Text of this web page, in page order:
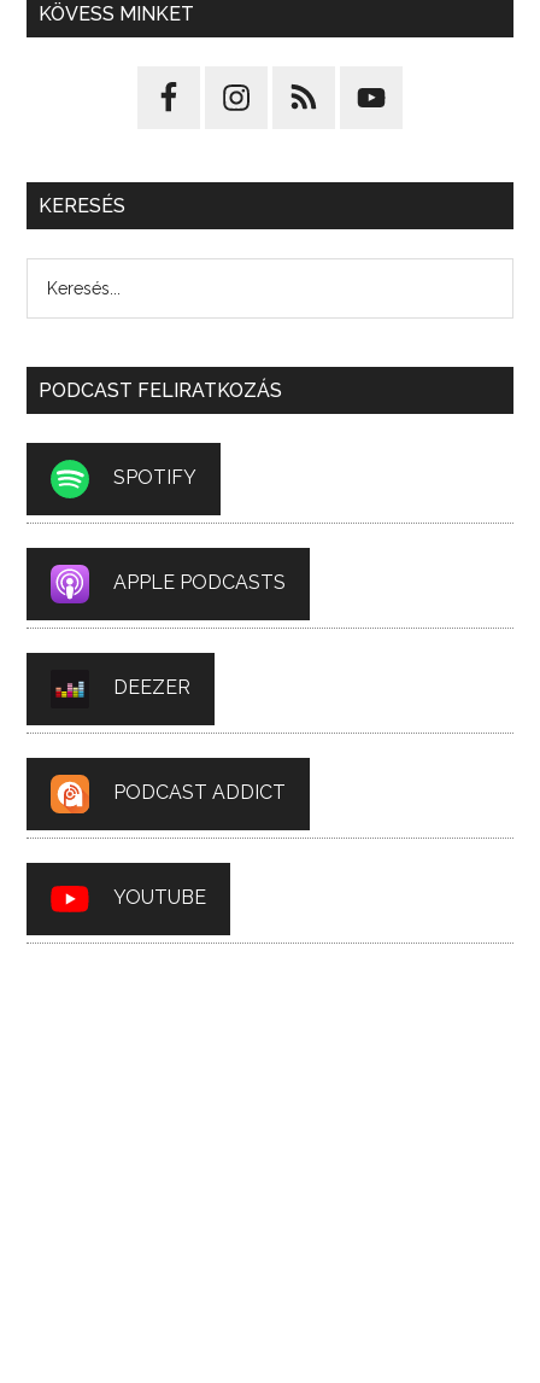
KÖVESS MINKET
KERESÉS
PODCAST FELIRATKOZÁS
SPOTIFY
APPLE PODCASTS
DEEZER
PODCAST ADDICT
YOUTUBE